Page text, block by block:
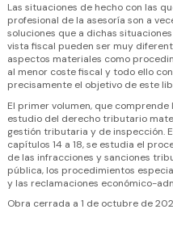
Las situaciones de hecho con las
profesional de la asesoría son a
soluciones que a dichas
vista fiscal pueden ser muy
aspectos materiales como
al menor coste fiscal y todo ello
precisamente el objetivo de este
El primer volumen, que
estudio del derecho tributario
gestión tributaria y de inspección.
capítulos 14 a 18, se estudia el
de las infracciones y sanciones
pública, los procedimientos
y las reclamaciones económico-
Obra cerrada a 1 de octubre de